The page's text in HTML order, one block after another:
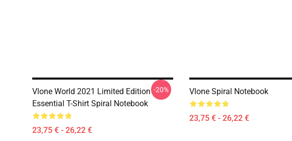
Vlone World 2021 Limited Edition
Essential T-Shirt Spiral Notebook
23,75 € - 26,22 €
-20% Vlone Spiral Notebook
23,75 € - 26,22 €